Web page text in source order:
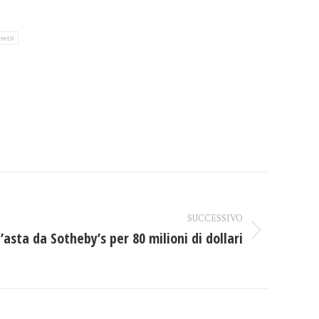
SUCCESSIVO
da Sotheby’s per 80 milioni di dollari